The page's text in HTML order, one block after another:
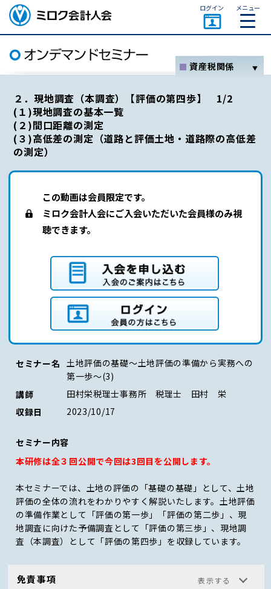
ミロク会計人会 MIROKU
ACCOUNTING PERSON
ASSOCIATION
ログイン メニュー
法人税
資産税関係
オンデマンドセミナーとは
２．現地調査（本調査）【評価の第四歩】 1/2
(１)現地調査の基本一覧
(２)間口距離の測定
(３)高低差の測定（道路と評価土地・道路際の高低差
の測定）
この動画は会員限定です。
ミロク会計人会にご入会いただいた会員様のみ視
聴できます。
入会を申し込む（入会のご案内はこちら）
ログイン（会員の方はこちら）
セミナー名 土地評価の基礎～土地評価の準備から実務への
第一歩～(3)
講師
田村栄税理士事務所 税理士 田村 栄
収録日
2023/10/17
セミナー内容
本研修は全３回公開で今回は3回目を公開します。
本セミナーでは、土地の評価の「基礎の基礎」として、土地
評価の全体の流れをわかりやすく解説いたします。土地評価
の準備作業として「評価の第一歩」「評価の第二歩」、現
地調査に向けた予備調査として「評価の第三歩」、現地調
査（本調査）として「評価の第四歩」を収録しています。
免責事項